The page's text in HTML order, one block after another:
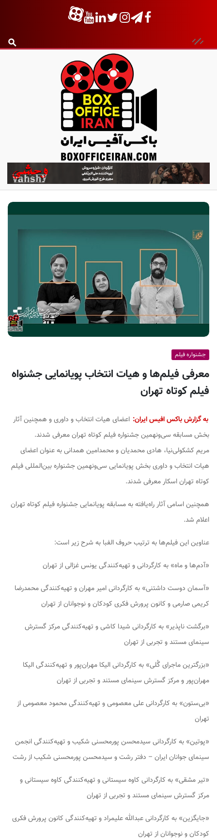
ب
ا
ک
س
آ
س
ا
ی
ر
ا
ن
جشنواره فیلم
معرفی فیلم‌ها و هیات انتخاب پویانمایی جشنواه
فیلم کوتاه تهران
به گزارش باکس افیس ایران: اعضای هیات انتخاب و داوری و همچنین آثار
بخش مسابقه سی‌ونهمین جشنواره فیلم کوتاه تهران معرفی شدند.
مریم کشکولی‌نیا، هادی محمدیان و محمدامین همدانی به عنوان اعضای
هیات انتخاب و داوری بخش پویانمایی سی‌ونهمین جشنواره بین‌المللی فیلم
کوتاه تهران اسکار معرفی شدند.
همچنین اسامی آثار راه‌یافته به مسابقه پویانمایی جشنواره فیلم کوتاه تهران
اعلام شد.
عناوین این فیلم‌ها به ترتیب حروف الفبا به شرح زیر است:
«آدم‌ها و ماه» به کارگردانی و تهیه‌کنندگی یونس غزالی از تهران
«آسمان دوست داشتنی» به کارگردانی امیر مهران و تهیه‌کنندگی محمدرضا
کریمی صارمی و کانون پرورش فکری کودکان و نوجوانان از تهران
«برگشت ناپذیر» به کارگردانی شیدا کاشی و تهیه‌کنندگی مرکز گسترش
سینمای مستند و تجربی از تهران
«بزرگترین ماجرای گُلی» به کارگردانی الیکا مهران‌پور و تهیه‌کنندگی الیکا
مهران‌پور و مرکز گسترش سینمای مستند و تجربی از تهران
«بی‌ستون» به کارگردانی علی معصومی و تهیه‌کنندگی محمود معصومی از
تهران
«پوتین» به کارگردانی سیدمحسن پورمحسنی شکیب و تهیه‌کنندگی انجمن
سینمای جوانان ایران – دفتر رشت و سیدمحسن پورمحسنی شکیب از رشت
«تیر مشقی» به کارگردانی کاوه سیستانی و تهیه‌کنندگی کاوه سیستانی و
مرکز گسترش سینمای مستند و تجربی از تهران
«جایگزین» به کارگردانی عبدالله علیمراد و تهیه‌کنندگی کانون پرورش فکری
کودکان و نوجوانان از تهران